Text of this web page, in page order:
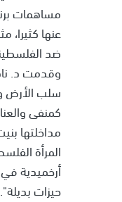
مساهمات
عنها
ضد
وقدمت د.
سلب الأرض
مداخلتها
المرأة
أرخميدية
حيزات بديلة".